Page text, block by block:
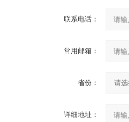
联系电话：
常用邮箱：
省份：
详细地址：